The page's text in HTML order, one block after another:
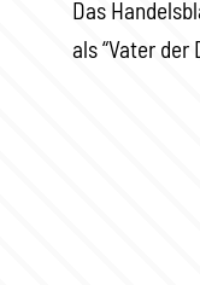
Das
als “Vater der